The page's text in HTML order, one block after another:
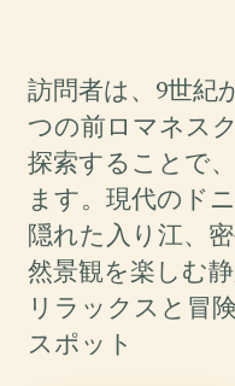
訪問者は、9世紀
つの前ロマネス
探索することで
ます。現代のド
隠れた入り江、
然景観を楽しむ
リラックスと冒
スポット